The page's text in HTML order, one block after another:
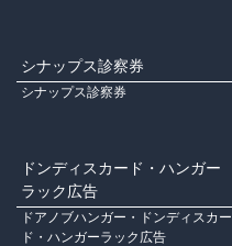
シナップス診察券
シナップス診察券
ドンディスカード・ハンガー
ラック広告
ドアノブハンガー・ドンディスカー
ド・ハンガーラック広告